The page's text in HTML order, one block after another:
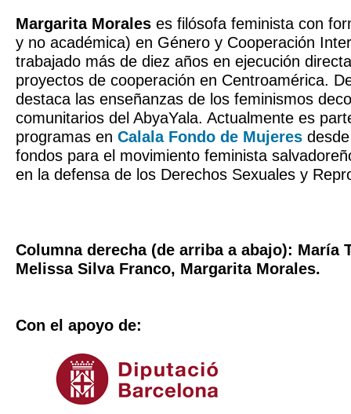
Margarita Morales es filósofa feminista con
y no académica) en Género y Cooperación
trabajado más de diez años en ejecución
proyectos de cooperación en Centroamérica.
destaca las enseñanzas de los feminismos
comunitarios del AbyaYala. Actualmente es
programas en Calala Fondo de Mujeres
fondos para el movimiento feminista
en la defensa de los Derechos Sexuales y
Columna derecha (de arriba a abajo): María
Melissa Silva Franco, Margarita Morales.
Con el apoyo de: